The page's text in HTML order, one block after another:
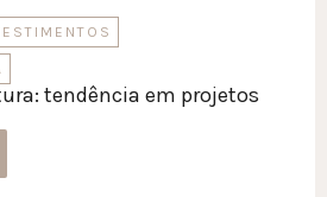
tendência em projetos